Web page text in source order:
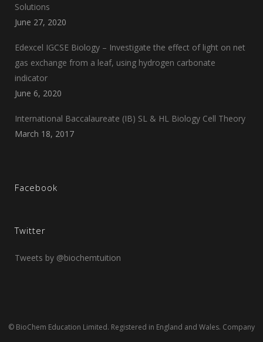
Solutions
June 27, 2020
Edexcel IGCSE Biology – Investigate the effect of light on net
gas exchange from a leaf, using hydrogen carbonate
indicator
June 6, 2020
International Baccalaureate (IB) SL & HL Biology Cell Theory
March 18, 2017
Facebook
Twitter
Tweets by @biochemtuition
© BioChem Education Limited. Registered in England and Wales. Company